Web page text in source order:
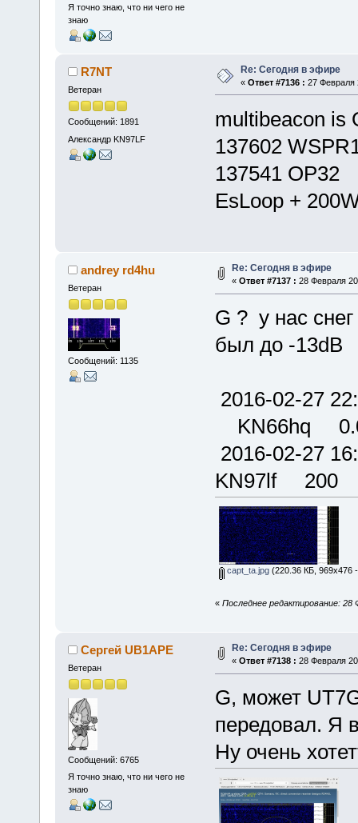
Я точно знаю, что ни чего не
знаю
R7NT
Ветеран
Сообщений: 1891
Александр KN97LF
Re: Сегодня в эфире
« Ответ #7136 : 27 Февраля
multibeacon is
137602
137541 OP32
EsLoop +
andrey rd4hu
Ветеран
Сообщений: 1135
Re: Сегодня в эфире
« Ответ #7137 : 28 Февраля
G ? у нас
был до -13dB
2016-02-27
KN66hq
2016-02-
KN97lf 200
capt_ta.jpg(220.36 КБ, 969x476
« Последнее редактирование: 28
Сергей UB1APE
Ветеран
Сообщений: 6765
Я точно знаю, что ни чего не
знаю
Re: Сегодня в эфире
« Ответ #7138 : 28 Февраля
G, может
передовал. Я
Ну очень